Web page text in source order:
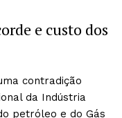
e custo dos
contradição
da Indústria
petróleo e do Gás